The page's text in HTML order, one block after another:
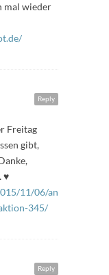
mal wieder
Reply
Freitag
gibt,
♥
11/06/antetanni-
345/
Reply